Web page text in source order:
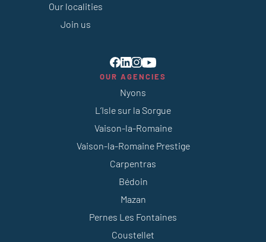
Our localities
Join us
OUR AGENCIES
Nyons
L’Isle sur la Sorgue
Vaison-la-Romaine
Vaison-la-Romaine Prestige
Carpentras
Bédoin
Mazan
Pernes Les Fontaines
Coustellet